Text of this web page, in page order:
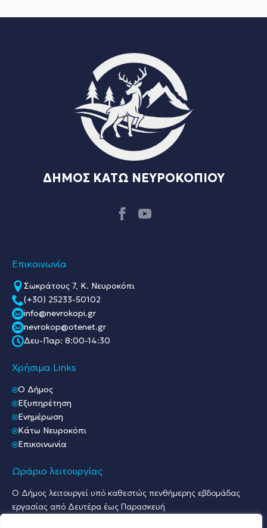
ΔΗΜΟΣ ΚΑΤΩ ΝΕΥΡΟΚΟΠΙΟΥ
Επικοινωνία
Σωκράτους 7, Κ. Νευροκόπι
(+30) 25233-50102
info@nevrokopi.gr
nevrokop@otenet.gr
Δευ-Παρ: 8:00-14:30
Χρήσιμα Links
O Δήμος
Εξυπηρέτηση
Ενημέρωση
Κάτω Νευροκόπι
Επικοινωνία
Ωράριο λειτουργίας
Ο Δήμος λειτουργεί υπό καθεστώς πενθήμερης εβδομάδας
εργασίας από Δευτέρα έως Παρασκευή